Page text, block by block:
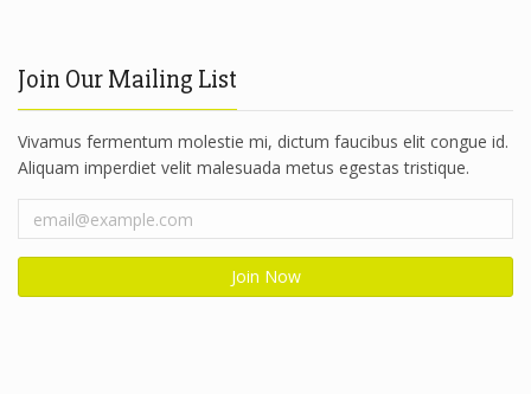
Join Our Mailing List
Vivamus fermentum molestie mi, dictum faucibus elit congue id.
Aliquam imperdiet velit malesuada metus egestas tristique.